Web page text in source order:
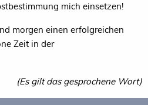
mich einsetzen!
morgen einen erfolgreichen
Zeit in der
(Es gilt das gesprochene Wort)